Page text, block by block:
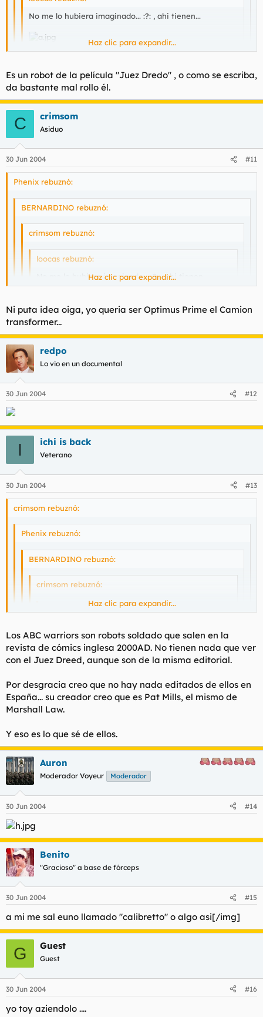
No me lo hubiera imaginado... :?: , ahi tienen...
Me too.
Haz clic para expandir...
Es un robot de la película "Juez Dredo" , o como se escriba,
da bastante mal rollo él.
C crimsom
Asiduo
30 Jun 2004 #11
Phenix rebuznó:
BERNARDINO rebuznó:
crimsom rebuznó:
loocas rebuznó:
No me lo hubiera imaginado... :?: , ahi tienen...
:!: :!: :!: :!: [/url]
Me too.
Me salio el mismo, ese robot de donde es o que ?
Haz clic para expandir...
Ni puta idea oiga, yo queria ser Optimus Prime el Camion
transformer...
redpo
Lo vio en un documental
30 Jun 2004 #12
I ichi is back
Veterano
30 Jun 2004 #13
crimsom rebuznó:
Phenix rebuznó:
BERNARDINO rebuznó:
crimsom rebuznó:
loocas rebuznó:
:!: :!: :!: :!: [/url] Haz clic para expandir...
Me too.
Haz clic para expandir...
Haz clic para expandir...
Es un robot de la película "Juez Dredo" , o como se escriba,
da bastante mal rollo él.
Ni puta idea oiga, yo queria ser Optimus Prime el Camion
Haz clic para expandir...
Los ABC warriors son robots soldado que salen en la
revista de cómics inglesa 2000AD. No tienen nada que ver
con el Juez Dreed, aunque son de la misma editorial.
Por desgracia creo que no hay nada editados de ellos en
España... su creador creo que es Pat Mills, el mismo de
Marshall Law.
Y eso es lo que sé de ellos.
Auron
Moderador Voyeur Moderador
30 Jun 2004 #14
Benito
"Gracioso" a base de fórceps
30 Jun 2004 #15
a mi me sal euno llamado "calibretto" o algo asi[/img]
G Guest
Guest
30 Jun 2004 #16
yo toy aziendolo ....